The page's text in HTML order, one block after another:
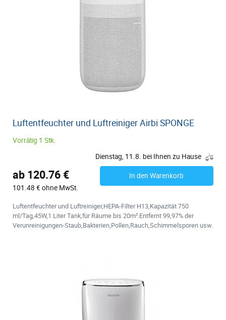
Luftentfeuchter und Luftreiniger Airbi SPONGE
Vorrätig 1 Stk.
Dienstag, 11.8. bei Ihnen zu Hause
ab 120.76 €
101.48 € ohne MwSt.
In den Warenkorb
Luftentfeuchter und Luftreiniger,HEPA-Filter H13,Kapazität 750
ml/Tag,45W,1 Liter Tank,für Räume bis 20m².Entfernt 99,97% der
Verunreinigungen-Staub,Bakterien,Pollen,Rauch,Schimmelsporen usw.